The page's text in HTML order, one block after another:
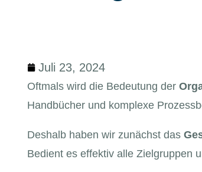
Juli 23, 2024
Oftmals wird die Bedeutung der
Handbücher und komplexe
Deshalb haben wir zunächst das
Bedient es effektiv alle Zielgruppen